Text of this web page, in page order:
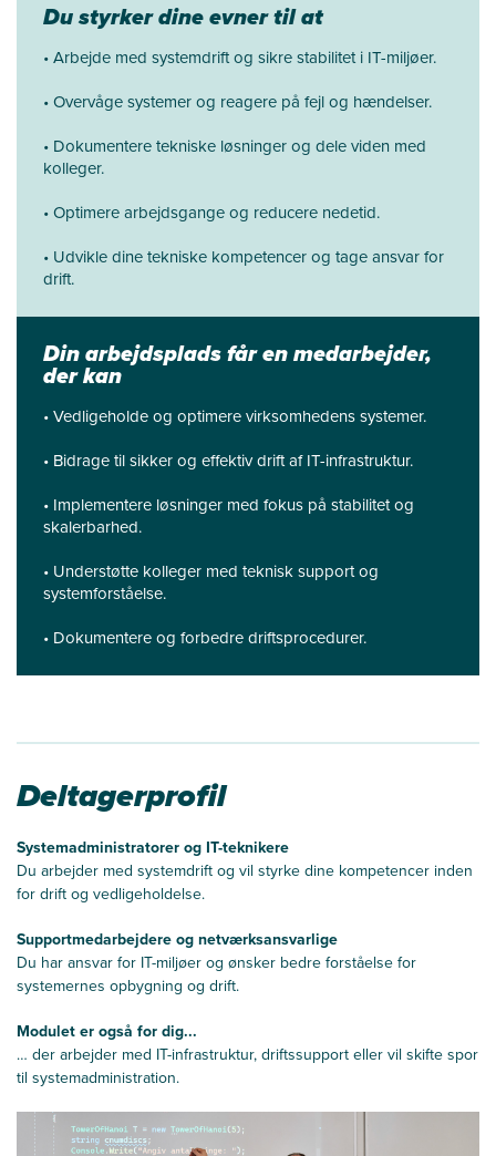
Du styrker dine evner til at
• Arbejde med systemdrift og sikre stabilitet i IT-miljøer.
• Overvåge systemer og reagere på fejl og hændelser.
• Dokumentere tekniske løsninger og dele viden med
kolleger.
• Optimere arbejdsgange og reducere nedetid.
• Udvikle dine tekniske kompetencer og tage ansvar for
drift.
Din arbejdsplads får en medarbejder,
der kan
• Vedligeholde og optimere virksomhedens systemer.
• Bidrage til sikker og effektiv drift af IT-infrastruktur.
• Implementere løsninger med fokus på stabilitet og
skalerbarhed.
• Understøtte kolleger med teknisk support og
systemforståelse.
• Dokumentere og forbedre driftsprocedurer.
Deltagerprofil
Systemadministratorer og IT-teknikere
Du arbejder med systemdrift og vil styrke dine kompetencer inden
for drift og vedligeholdelse.
Supportmedarbejdere og netværksansvarlige
Du har ansvar for IT-miljøer og ønsker bedre forståelse for
systemernes opbygning og drift.
Modulet er også for dig...
… der arbejder med IT-infrastruktur, driftssupport eller vil skifte spor
til systemadministration.